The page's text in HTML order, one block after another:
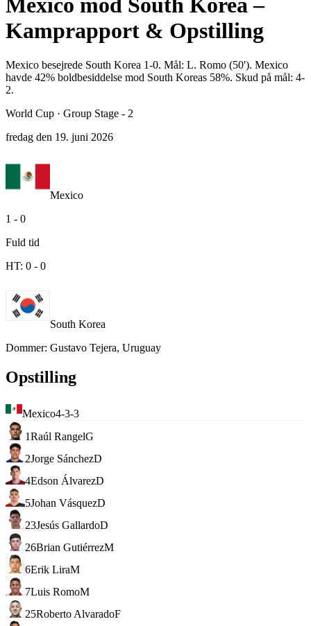
Mexico mod South Korea –
Kamprapport & Opstilling
Mexico besejrede South Korea 1-0. Mål: L. Romo (50'). Mexico
havde 42% boldbesiddelse mod South Koreas 58%. Skud på mål: 4-
2.
World Cup · Group Stage - 2
fredag den 19. juni 2026
Mexico
1 - 0
Fuld tid
HT: 0 - 0
South Korea
Dommer: Gustavo Tejera, Uruguay
Opstilling
Mexico4-3-3
1Raúl RangelG
2Jorge SánchezD
4Edson ÁlvarezD
5Johan VásquezD
23Jesús GallardoD
26Brian GutiérrezM
6Erik LiraM
7Luis RomoM
25Roberto AlvaradoF